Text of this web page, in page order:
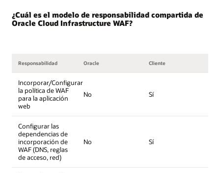
¿Cuál es el modelo de responsabilidad compartida de
Oracle Cloud Infrastructure WAF?
Responsabilidad Oracle Cliente
Incorporar/Configurar
la política de WAF
para la aplicación
web
No Sí
Configurar las
dependencias de
incorporación de
WAF (DNS, reglas
de acceso, red)
No Sí